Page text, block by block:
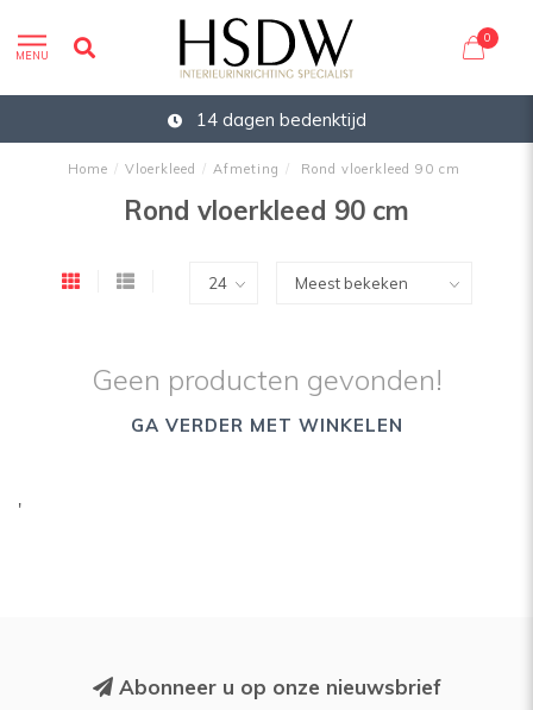
MENU
0
14 dagen bedenktijd
Home / Vloerkleed / Afmeting / Rond vloerkleed 90 cm
Rond vloerkleed 90 cm
Geen producten gevonden!
GA VERDER MET WINKELEN
'
Abonneer u op onze nieuwsbrief